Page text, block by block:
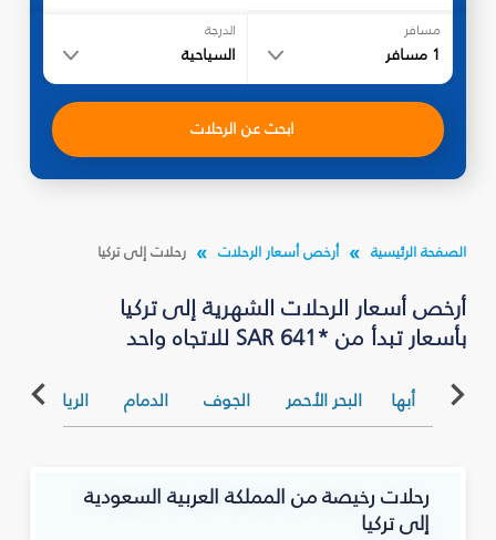
مسافر
1 مسافر
الدرجة
السياحية
ابحث عن الرحلات
الصفحة الرئيسية أرخص أسعار الرحلات رحلات إلى تركيا
أرخص أسعار الرحلات الشهرية إلى تركيا
بأسعار تبدأ من *SAR 641 للاتجاه واحد
أبها البحر الأحمر الجوف الدمام الرياض
رحلات رخيصة من المملكة العربية السعودية
إلى تركيا